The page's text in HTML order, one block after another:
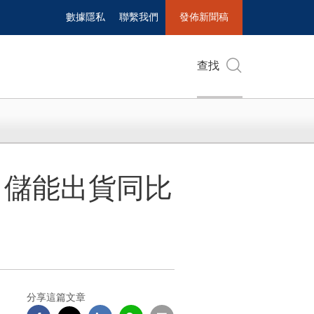
數據隱私 聯繫我們 發佈新聞稿
查找
能出貨同比
分享這篇文章